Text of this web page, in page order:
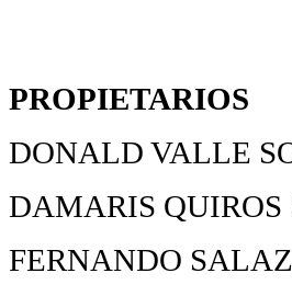
PROPIETARIOS
DONALD VALLE
DAMARIS QUIROS
FERNANDO